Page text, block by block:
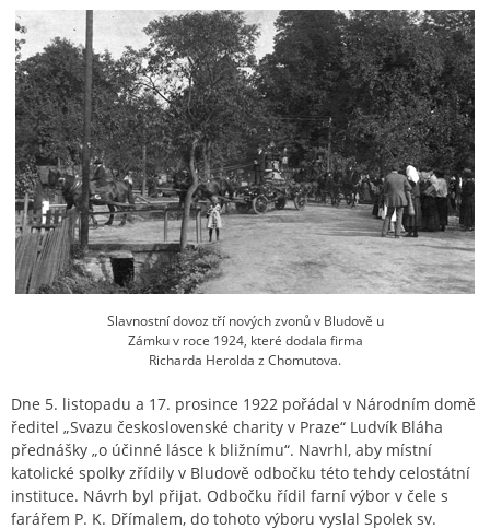
Slavnostní dovoz tří nových zvonů v Bludově u
Zámku v roce 1924, které dodala firma
Richarda Herolda z Chomutova.
Dne 5. listopadu a 17. prosince 1922 pořádal v Národním domě
ředitel „Svazu československé charity v Praze“ Ludvík Bláha
přednášky „o účinné lásce k bližnímu“. Navrhl, aby místní
katolické spolky zřídily v Bludově odbočku této tehdy celostátní
instituce. Návrh byl přijat. Odbočku řídil farní výbor v čele s
farářem P. K. Dřímalem, do tohoto výboru vyslal Spolek sv.